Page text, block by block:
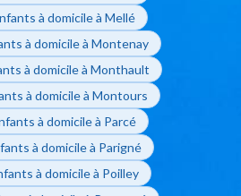
à domicile à Mellé
à domicile à Montenay
à domicile à Monthault
à domicile à Montours
à domicile à Parcé
à domicile à Parigné
à domicile à Poilley